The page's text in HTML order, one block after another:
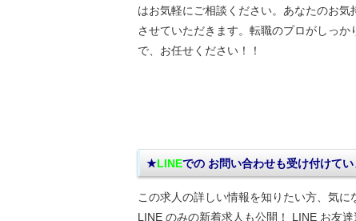
はお気軽にご相談ください。あなたのお気
させていただきます。転職のプロがしっか
で、お任せください！！
★LINEでの お問い合わせも受け付けて
この求人の詳しい情報を知りたい方、気
LINE のみの新着求人も公開！ LINE お友